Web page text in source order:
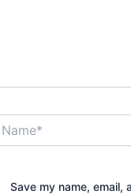
Save my name,